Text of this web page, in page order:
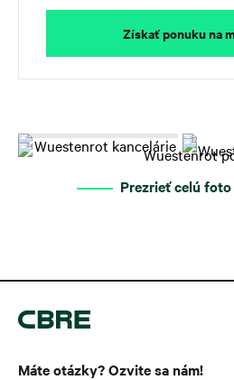
Získať ponuku na
Prezrieť celú
Máte otázky? Ozvite sa nám!